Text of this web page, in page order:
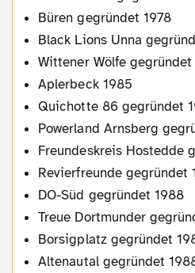
Büren gegründet 1978
Black Lions Unna
Wittener Wölfe gegründet
Aplerbeck 1985
Quichotte 86 gegründet
Powerland Arnsberg
Freundeskreis Hostedde
Revierfreunde gegründet
DO-Süd gegründet 1988
Treue Dortmunder
Borsigplatz gegründet
Altenautal gegründet